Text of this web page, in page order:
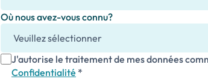
Où nous avez-vous connu?
J'autorise le traitement de mes données
Confidentialité *